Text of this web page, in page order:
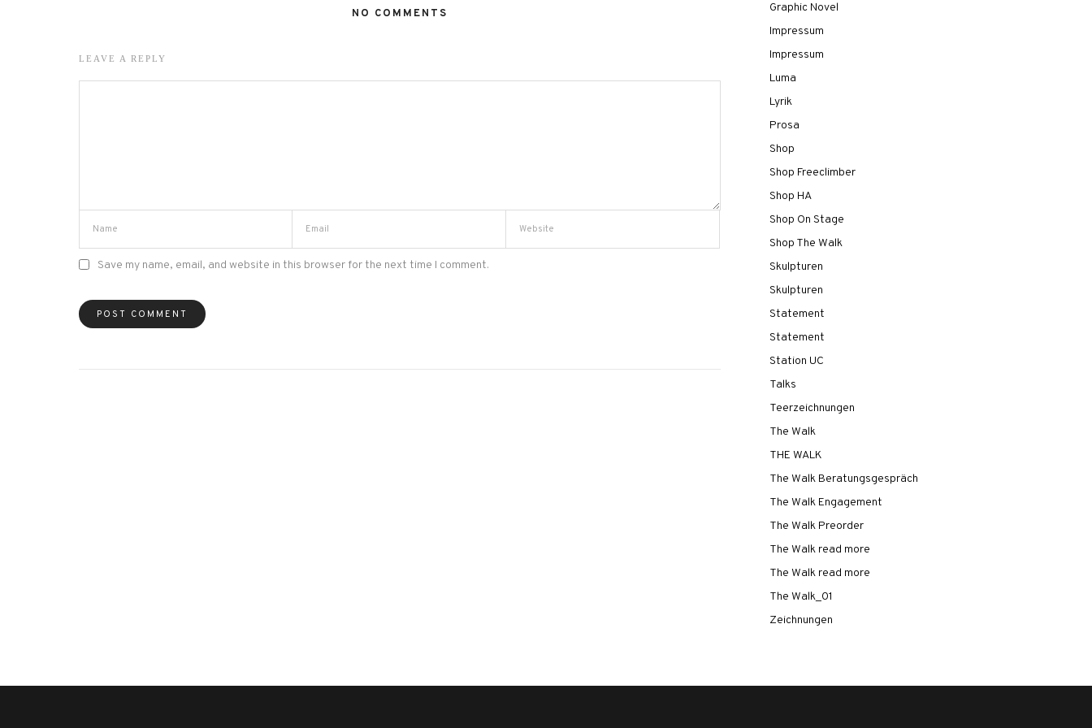
NO COMMENTS
LEAVE A REPLY
Save my name, email, and website in this browser for the next time I comment.
Graphic Novel
Impressum
Impressum
Luma
Lyrik
Prosa
Shop
Shop Freeclimber
Shop HA
Shop On Stage
Shop The Walk
Skulpturen
Skulpturen
Statement
Statement
Station UC
Talks
Teerzeichnungen
The Walk
THE WALK
The Walk Beratungsgespräch
The Walk Engagement
The Walk Preorder
The Walk read more
The Walk read more
The Walk_01
Zeichnungen